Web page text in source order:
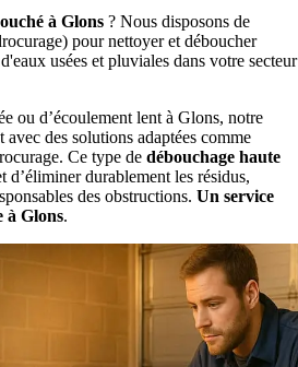
à Glons ? Nous disposons de
pour nettoyer et déboucher
usées et pluviales dans votre secteur
ou d’écoulement lent à Glons, notre
des solutions adaptées comme
Ce type de débouchage haute
d’éliminer durablement les résidus,
des obstructions. Un service
à Glons.